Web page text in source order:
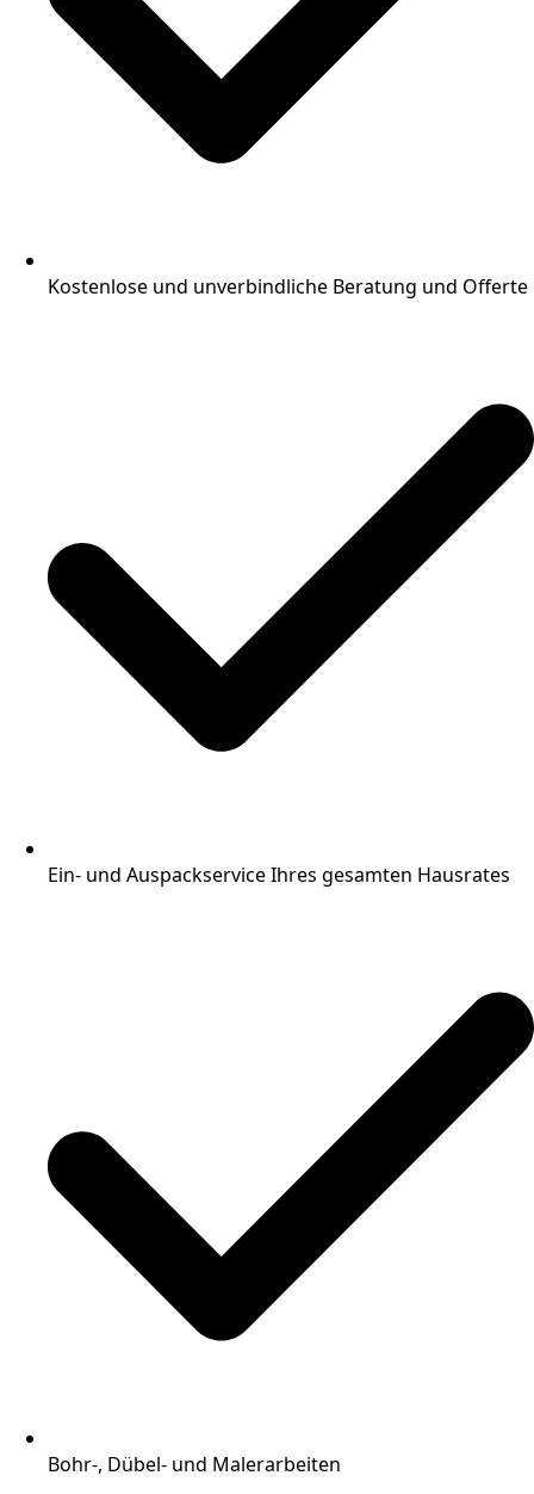
Kostenlose und unverbindliche Beratung und Offerte
Ein- und Auspackservice Ihres gesamten Hausrates
Bohr-, Dübel- und Malerarbeiten